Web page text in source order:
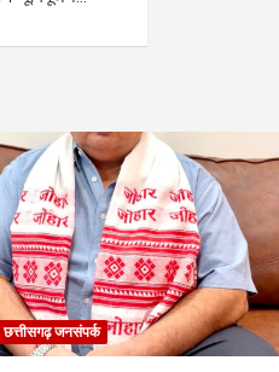
छत्तीसगढ़ जनसंपर्क